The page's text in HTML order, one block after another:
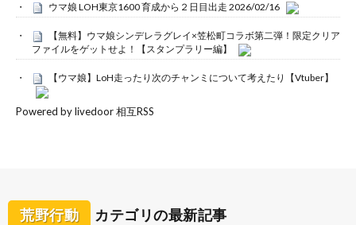
ウマ娘 LOH東京1600 育成から２日目出走 2026/02/16
【無料】ウマ娘シンデレラグレイ×笠松町コラボ第二弾！限定クリア
ファイルをゲットせよ！【スタンプラリー編】
【ウマ娘】LoH走ったり次のチャンミについて考えたり【Vtuber】
Powered by livedoor 相互RSS
荒野行動 カテゴリの最新記事